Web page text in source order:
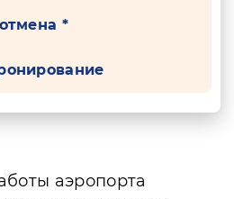
*
аэропорта